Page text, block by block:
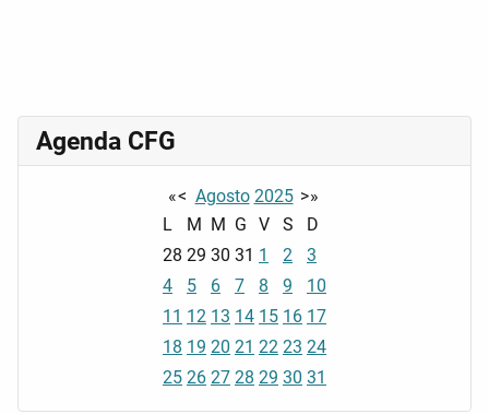
Agenda CFG
«< Agosto 2025 >»
L
M M G V S
D
28 29 30 31 1 2
3
4
5 6 7 8 9
10
11 12 13 14 15 16 17
18 19 20 21 22 23 24
25 26 27 28 29 30 31